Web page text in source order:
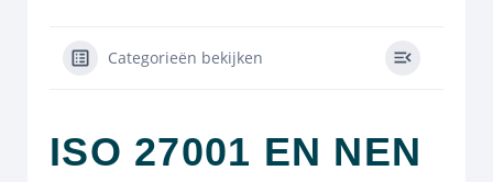
Categorieën bekijken
ISO 27001 EN NEN